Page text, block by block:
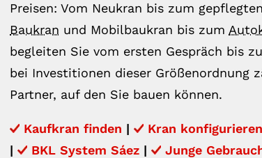
Preisen: Vom Neukran bis zum
Baukran und Mobilbaukran bis zum
begleiten Sie vom ersten Gespräch bis
bei Investitionen dieser Größenordnung
Partner, auf den Sie bauen können.
Kaufkran finden | Kran konfigurieren
|
BKL System Sáez | Junge